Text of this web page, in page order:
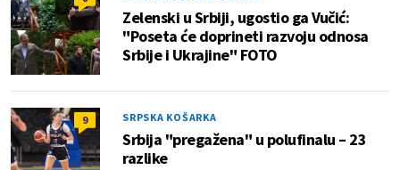
Zelenski u Srbiji, ugostio ga Vučić:
"Poseta će doprineti razvoju odnosa
Srbije i Ukrajine" FOTO
9 SRPSKA KOŠARKA
Srbija "pregažena" u polufinalu – 23
razlike